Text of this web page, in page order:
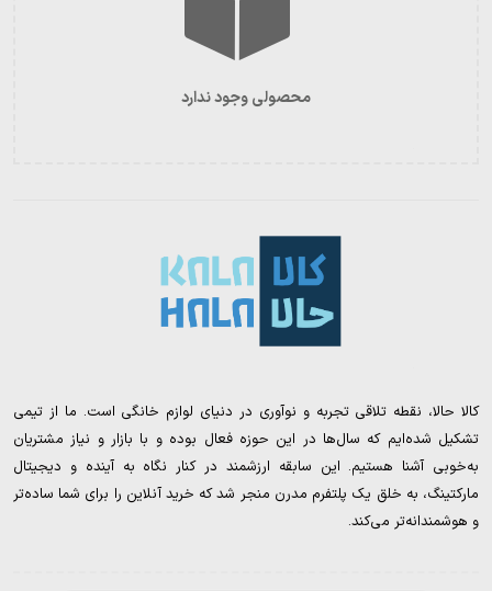
محصولی وجود ندارد
کالا حالا، نقطه تلاقی تجربه و نوآوری در دنیای لوازم خانگی است. ما از تیمی
تشکیل شده‌ایم که سال‌ها در این حوزه فعال بوده و با بازار و نیاز مشتریان
به‌خوبی آشنا هستیم. این سابقه ارزشمند در کنار نگاه به آینده و دیجیتال
مارکتینگ، به خلق یک پلتفرم مدرن منجر شد که خرید آنلاین را برای شما ساده‌تر
و هوشمندانه‌تر می‌کند.